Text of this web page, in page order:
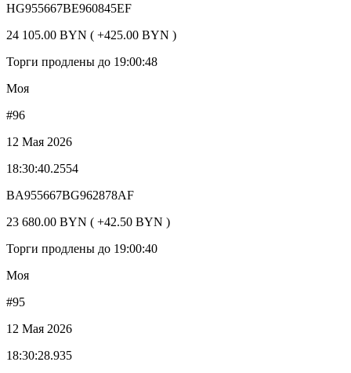
HG955667BE960845EF
24 105.00 BYN ( +425.00 BYN )
Торги продлены до 19:00:48
Моя
#96
12 Мая 2026
18:30:40.2554
BA955667BG962878AF
23 680.00 BYN ( +42.50 BYN )
Торги продлены до 19:00:40
Моя
#95
12 Мая 2026
18:30:28.935